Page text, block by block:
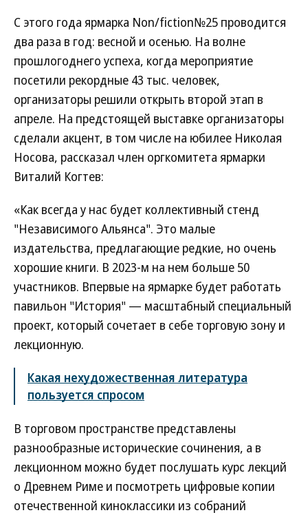
С этого года ярмарка Non/fiction№25 проводится
два раза в год: весной и осенью. На волне
прошлогоднего успеха, когда мероприятие
посетили рекордные 43 тыс. человек,
организаторы решили открыть второй этап в
апреле. На предстоящей выставке организаторы
сделали акцент, в том числе на юбилее Николая
Носова, рассказал член оргкомитета ярмарки
Виталий Когтев:
«Как всегда у нас будет коллективный стенд
"Независимого Альянса". Это малые
издательства, предлагающие редкие, но очень
хорошие книги. В 2023-м на нем больше 50
участников. Впервые на ярмарке будет работать
павильон "История" — масштабный специальный
проект, который сочетает в себе торговую зону и
лекционную.
Какая нехудожественная литература
пользуется спросом
В торговом пространстве представлены
разнообразные исторические сочинения, а в
лекционном можно будет послушать курс лекций
о Древнем Риме и посмотреть цифровые копии
отечественной киноклассики из собраний